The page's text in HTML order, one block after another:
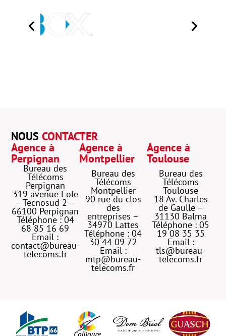
NOUSCONTACTER
Agence à
Perpignan
Bureau des
Télécoms
Perpignan
319 avenue Eole
– Tecnosud 2 –
66100 Perpignan
Téléphone : 04
68 85 16 69
Email :
contact@bureau-
telecoms.fr
Agence à
Montpellier
Bureau des
Télécoms
Montpellier
90 rue du clos
des
entreprises –
34970 Lattes
Téléphone : 04
30 44 09 72
Email :
mtp@bureau-
telecoms.fr
Agence à
Toulouse
Bureau des
Télécoms
Toulouse
18 Av. Charles
de Gaulle –
31130 Balma
Téléphone : 05
19 08 35 35
Email :
tls@bureau-
telecoms.fr